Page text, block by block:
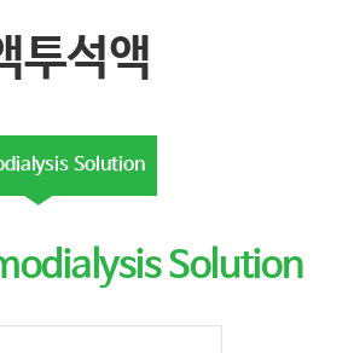
투석액
Solution
Solution